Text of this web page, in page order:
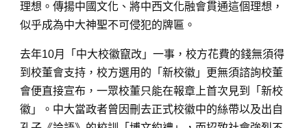
理想。傳揚中國文化、將中西文化融會貫通這個理想，
似乎成為中大神聖不可侵犯的牌匾。
去年10月「中大校徽竄改」一事，校方花費的錢無須得
到校董會支持，校方選用的「新校徽」更無須諮詢校董
會便直接宣布，一眾校董只能在報章上首次見到「新校
徽」。中大當政者曾因刪去正式校徽中的絲帶以及出自